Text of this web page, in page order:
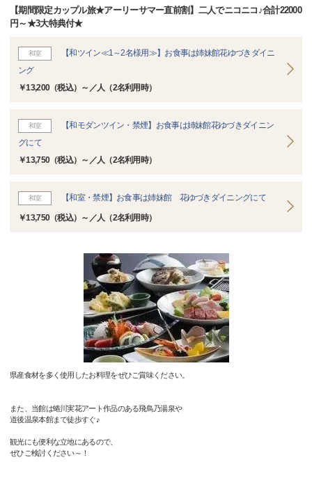
【期間限定カップル旅★アーリーサマー直前割】二人でニコニコ♪合計22000
円～★3大特典付★
和室
【和ツイン≪1～2名様用≫】お食事は姉妹館花ゆづきダイニ
ング
￥13,200（税込）～／人（2名利用時）
和室
【和モダンツイン・禁煙】お食事は姉妹館花ゆづきダイニン
グにて
￥13,750（税込）～／人（2名利用時）
和室 【和室・禁煙】お食事は姉妹館 花ゆづきダイニングにて
￥13,750（税込）～／人（2名利用時）
県産食材を多く使用したお料理をぜひご賞味ください。
また、当館は蜷川実花アート作品のある飛鳥乃湯泉や
道後温泉本館まで徒歩すぐ♪
観光にも便利な立地にあるので、
ぜひご検討ください～！